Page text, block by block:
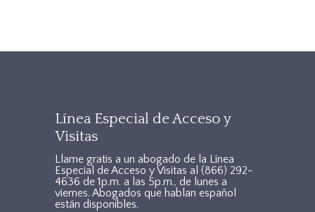
Línea Especial de Acceso y
Visitas
Llame gratis a un abogado de la Línea
Especial de Acceso y Visitas al (866) 292-
4636 de 1p.m. a las 5p.m., de lunes a
viernes. Abogados que hablan español
están disponibles.